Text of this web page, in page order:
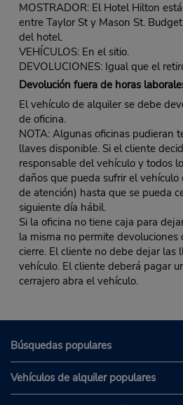
MOSTRADOR: El Hotel Hilton
entre Taylor St y Mason St.
del hotel.
VEHÍCULOS: En el sitio.
DEVOLUCIONES: Igual que el
Devolución fuera de horas
El vehículo de alquiler se debe
de oficina.
NOTA: Algunas oficinas pudieran
llaves disponible. Si el cliente
responsable del vehículo y todos
daños que pueda sufrir el
de atención) hasta que se pueda
siguiente día hábil.
Si la oficina no tiene caja para
la misma no permite devoluciones
cierre. El cliente no debe dejar las
vehículo. El cliente deberá pagar
cerrajero abra el vehículo.
Búsquedas populares
Vehículos de alquiler populares